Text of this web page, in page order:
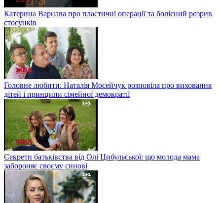
Катерина Варнава про пластичні операції та болісний розрив
стосунків
Головне любити: Наталія Мосейчук розповіла про виховання
дітей і принципи сімейної демократії
Секрети батьківства від Олі Цибульської: що молода мама
забороняє своєму синові